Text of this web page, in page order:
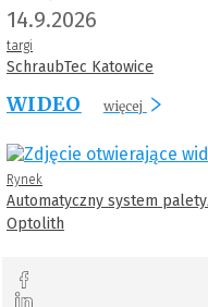
14.9.2026
targi
SchraubTec Katowice
WIDEO więcej
Rynek
Automatyczny system
Optolith